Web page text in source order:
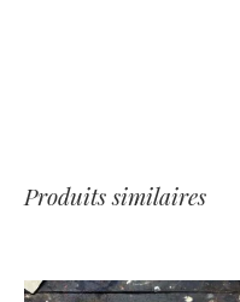
Produits similaires